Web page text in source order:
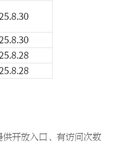
开放入口、有访问次数